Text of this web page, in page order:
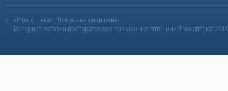
«Моя Аптека» | Все права защищены
Интернет-магазин препаратов для повышения потенции “Моя аптека”